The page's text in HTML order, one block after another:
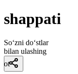
shappati
So‘zni do‘stlar
bilan ulashing
ot